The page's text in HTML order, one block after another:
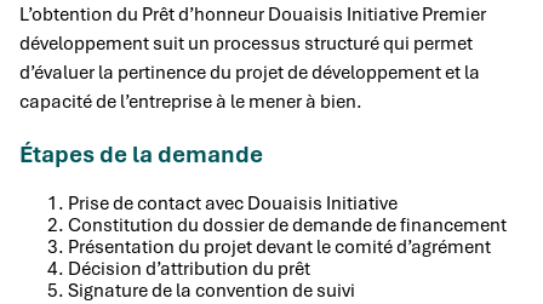
L’obtention du Prêt d’honneur Douaisis Initiative Premier
développement suit un processus structuré qui permet
d’évaluer la pertinence du projet de développement et la
capacité de l’entreprise à le mener à bien.
Étapes de la demande
Prise de contact avec Douaisis Initiative
Constitution du dossier de demande de financement
Présentation du projet devant le comité d’agrément
Décision d’attribution du prêt
Signature de la convention de suivi